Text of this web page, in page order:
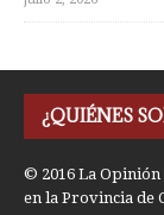
¿QUIÉNES
© 2016 La Opinión
en la Provincia de